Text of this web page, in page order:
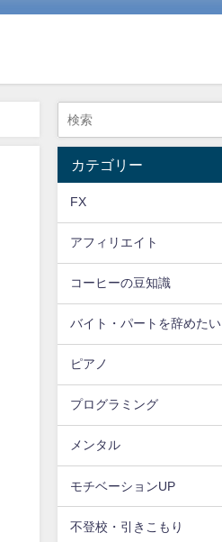
カテゴリー
FX
アフィリエイト
コーヒーの豆知識
バイト・パートを辞めたい
ピアノ
プログラミング
メンタル
モチベーションUP
不登校・引きこもり